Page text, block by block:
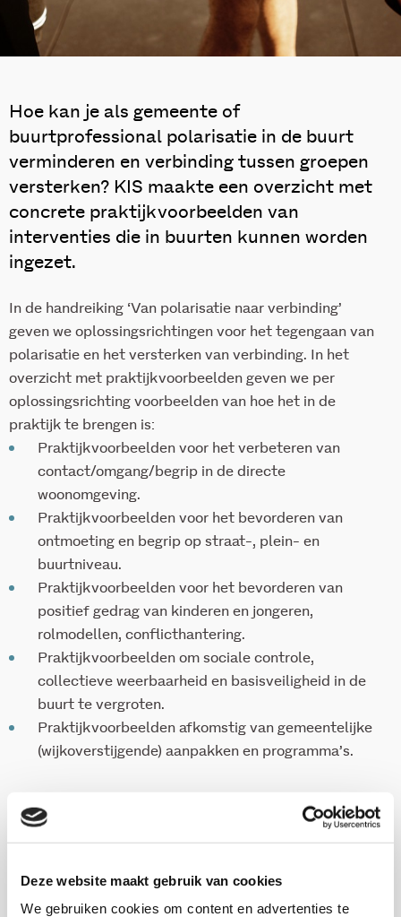
Deze website maakt gebruik van cookies
We gebruiken cookies om content en advertenties te
Hoe kan je als gemeente of
buurtprofessional polarisatie in de buurt
verminderen en verbinding tussen groepen
versterken? KIS maakte een overzicht met
concrete praktijkvoorbeelden van
interventies die in buurten kunnen worden
ingezet.
In de handreiking ‘Van polarisatie naar verbinding’
geven we oplossingsrichtingen voor het tegengaan van
polarisatie en het versterken van verbinding. In het
overzicht met praktijkvoorbeelden geven we per
oplossingsrichting voorbeelden van hoe het in de
praktijk te brengen is:
Praktijkvoorbeelden voor het verbeteren van
contact/omgang/begrip in de directe
woonomgeving.
Praktijkvoorbeelden voor het bevorderen van
ontmoeting en begrip op straat-, plein- en
buurtniveau.
Praktijkvoorbeelden voor het bevorderen van
positief gedrag van kinderen en jongeren,
rolmodellen, conflicthantering.
Praktijkvoorbeelden om sociale controle,
collectieve weerbaarheid en basisveiligheid in de
buurt te vergroten.
Praktijkvoorbeelden afkomstig van gemeentelijke
(wijkoverstijgende) aanpakken en programma’s.
er ook een verkorte handreiking waarin het
stappenplan met behulp van checklists praktisch